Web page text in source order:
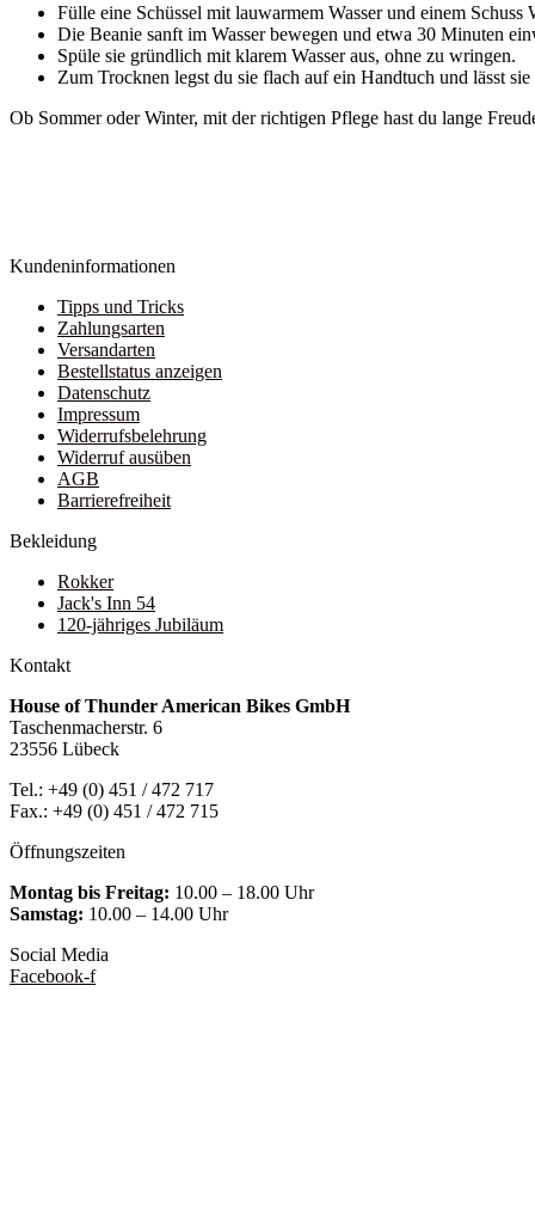
Fülle eine Schüssel mit lauwarmem Wasser und einem Schuss
Die Beanie sanft im Wasser bewegen und etwa 30 Minuten
Spüle sie gründlich mit klarem Wasser aus, ohne zu wringen.
Zum Trocknen legst du sie flach auf ein Handtuch und lässt
Ob Sommer oder Winter, mit der richtigen Pflege hast du lange
Kundeninformationen
Tipps und Tricks
Zahlungsarten
Versandarten
Bestellstatus anzeigen
Datenschutz
Impressum
Widerrufsbelehrung
Widerruf ausüben
AGB
Barrierefreiheit
Bekleidung
Rokker
Jack's Inn 54
120-jähriges Jubiläum
Kontakt
House of Thunder American Bikes GmbH
Taschenmacherstr. 6
23556 Lübeck
Tel.: +49 (0) 451 / 472 717
Fax.: +49 (0) 451 / 472 715
Öffnungszeiten
Montag bis Freitag: 10.00 – 18.00 Uhr
Samstag: 10.00 – 14.00 Uhr
Social Media
Facebook-f